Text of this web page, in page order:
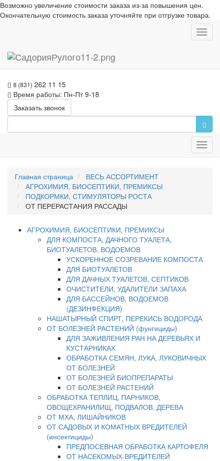
Возможно увеличение стоимости заказа из-за повышения цен.
Окончательную стоимость заказа уточняйте при отгрузке товара.
8 (831) 262 11 15
Время работы: Пн-Пт 9-18
Заказать звонок
Главная страница
ВЕСЬ АССОРТИМЕНТ
АГРОХИМИЯ, БИОСЕПТИКИ, ПРЕМИКСЫ
ПОДКОРМКИ, СТИМУЛЯТОРЫ РОСТА
ОТ ПЕРЕРАСТАНИЯ РАССАДЫ
АГРОХИМИЯ, БИОСЕПТИКИ, ПРЕМИКСЫ
ДЛЯ КОМПОСТА, ДАЧНОГО ТУАЛЕТА,
БИОТУАЛЕТОВ, ВОДОЕМОВ
УСКОРЕННОЕ СОЗРЕВАНИЕ КОМПОСТА
ДЛЯ БИОТУАЛЕТОВ
ДЛЯ ДАЧНЫХ ТУАЛЕТОВ, СЕПТИКОВ
ОЧИСТИТЕЛИ, УДАЛИТЕЛИ ЗАПАХА
ДЛЯ БАССЕЙНОВ, ВОДОЕМОВ
(ДЕЗИНФЕКЦИЯ)
НАШАТЫРНЫЙ СПИРТ, ПЕРЕКИСЬ ВОДОРОДА
ОТ БОЛЕЗНЕЙ РАСТЕНИЙ (фунгициды)
ДЛЯ ЗАЖИВЛЕНИЯ РАН НА ДЕРЕВЬЯХ И
КУСТАРНИКАХ
ОБРАБОТКА СЕМЯН, ЛУКА, ЛУКОВИЧНЫХ
ОТ БОЛЕЗНЕЙ
ОТ БОЛЕЗНЕЙ БИОПРЕПАРАТЫ
ОТ БОЛЕЗНЕЙ РАСТЕНИЙ
ОБРАБОТКА ТЕПЛИЦ, ПАРНИКОВ,
ОВОЩЕХРАНИЛИЩ, ПОДВАЛОВ, ДЕРЕВА
ОТ МХА, ЛИШАЙНИКОВ
ОТ САДОВЫХ И КОМАТНЫХ ВРЕДИТЕЛЕЙ
(инсектициды)
ПРЕДПОСЕВНАЯ ОБРАБОТКА КАРТОФЕЛЯ
ОТ НАСЕКОМЫХ-ВРЕДИТЕЛЕЙ